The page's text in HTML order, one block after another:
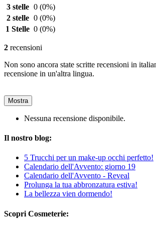
3 stelle 0 (0%)
2 stelle 0 (0%)
1 Stelle 0 (0%)
2 recensioni
Non sono ancora state scritte recensioni in
recensione in un'altra lingua.
Mostra
Nessuna recensione disponibile.
Il nostro blog:
5 Trucchi per un make-up occhi perfetto!
Calendario dell'Avvento: giorno 19
Calendario dell'Avvento - Reveal
Prolunga la tua abbronzatura estiva!
La bellezza vien dormendo!
Scopri Cosmeterie: